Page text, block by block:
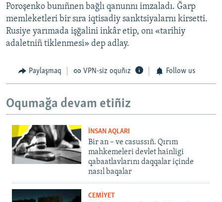
Poroşenko bunıñnen bağlı qanunnı imzaladı. Ğarp
memleketleri bir sıra iqtisadiy sanktsiyalarnı kirsetti.
Rusiye yarımada işğalini inkâr etip, onı «tarihiy
adaletniñ tiklenmesi» dep adlay.
Paylaşmaq VPN-siz oquñız Follow us
Oqumağa devam etiñiz
İNSAN AQLARI
Bir an – ve casussıñ. Qırım
mahkemeleri devlet hainligi
qabaatlavlarını daqqalar içinde
nasıl baqalar
CEMİYET